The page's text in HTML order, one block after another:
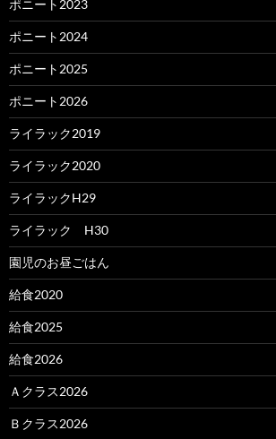
ポニート2023
ポニート2024
ポニート2025
ポニート2026
ライラック2019
ライラック2020
ライラックH29
ライラック H30
園児のお昼ごはん
給食2020
給食2025
給食2026
Ａクラス2026
Ｂクラス2026